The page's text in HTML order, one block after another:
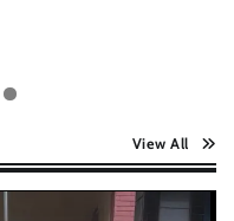
View All